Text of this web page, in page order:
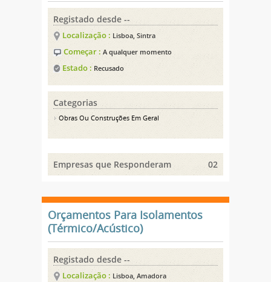
Registado desde --
Localização : Lisboa, Sintra
Começar : A qualquer momento
Estado : Recusado
Categorias
Obras Ou Construções Em Geral
Empresas que Responderam 02
Orçamentos Para Isolamentos
(Térmico/Acústico)
Registado desde --
Localização : Lisboa, Amadora